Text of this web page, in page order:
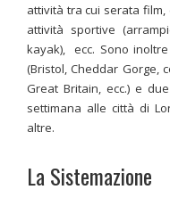
attività tra cui serata film,
attività sportive
kayak), ecc. Sono
(Bristol, Cheddar Gorge,
Great Britain, ecc.) e
settimana alle città di
altre.
La Sistemazione